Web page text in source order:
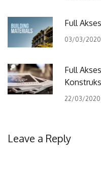
Full
03/03/2020
Full
22/03/2020
Leave a Reply